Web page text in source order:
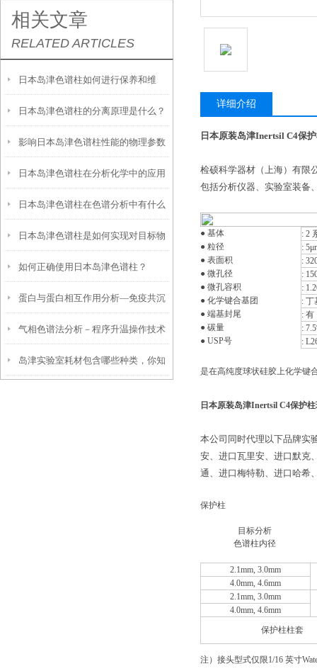
相关文章
RELATED ARTICLES
日本岛津色谱柱如何进行保养和维
护？
日本岛津色谱柱的分离原理是什么？
影响日本岛津色谱柱性能的物理参数
是什么？又该如何保存？
日本岛津色谱柱在分析化学中的应用
日本岛津色谱柱在色谱分析中有什么
作用？
日本岛津色谱柱是如何实现对目标物
质的分离与纯化的？
如何正确使用日本岛津色谱柱？
蛋白与蛋白相互作用分析—免疫共沉
淀
气相色谱法分析－程序升温操作技术
岛津实验室耗材包含哪些种类，你知
详细介绍
日本原装岛津Inertsil C4保
检硕科学器材（上海）有限
包括分析仪器、实验室装备
● 基体
: 2
● 粒径
:
● 表面积
:
● 微孔径
:
● 微孔容积
:
● 化学键合基团
: 丁
● 端基封尾
: 有
● 碳量
:
● USP号
:
是在高纯度球状硅胶上化学键
日本原装岛津Inertsil C4保护
本公司同时代理以下品牌实
安、进口瓦里安、进口默克
通、进口梅特勒、进口哈希
保护柱
目标分析
色谱柱内径
2.1mm, 3.0mm
4.0mm, 4.6mm
2.1mm, 3.0mm
4.0mm, 4.6mm
保护柱柱套
注）接头型式仅限1/16 英寸